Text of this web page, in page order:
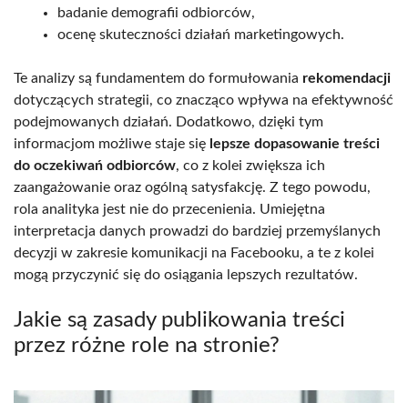
badanie demografii odbiorców,
ocenę skuteczności działań marketingowych.
Te analizy są fundamentem do formułowania rekomendacji
dotyczących strategii, co znacząco wpływa na efektywność
podejmowanych działań. Dodatkowo, dzięki tym
informacjom możliwe staje się lepsze dopasowanie treści
do oczekiwań odbiorców, co z kolei zwiększa ich
zaangażowanie oraz ogólną satysfakcję. Z tego powodu,
rola analityka jest nie do przecenienia. Umiejętna
interpretacja danych prowadzi do bardziej przemyślanych
decyzji w zakresie komunikacji na Facebooku, a te z kolei
mogą przyczynić się do osiągania lepszych rezultatów.
Jakie są zasady publikowania treści
przez różne role na stronie?